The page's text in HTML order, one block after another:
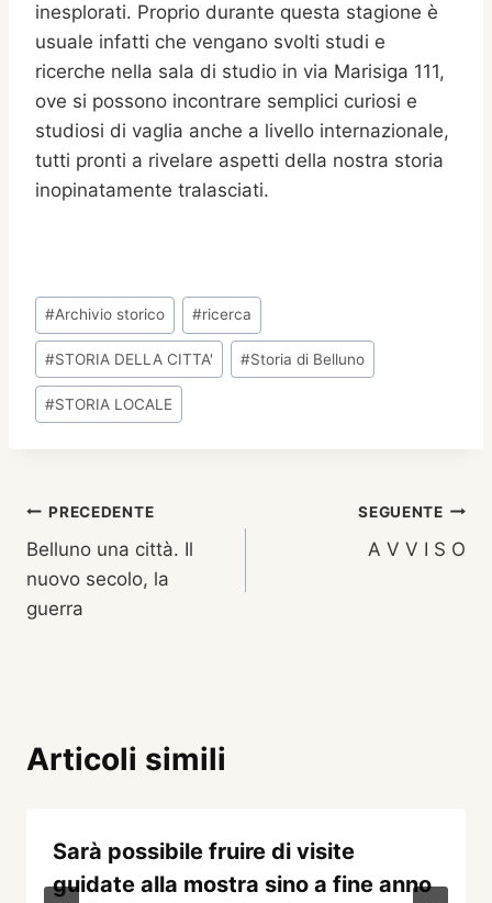
inesplorati. Proprio durante questa stagione è
usuale infatti che vengano svolti studi e
ricerche nella sala di studio in via Marisiga 111,
ove si possono incontrare semplici curiosi e
studiosi di vaglia anche a livello internazionale,
tutti pronti a rivelare aspetti della nostra storia
inopinatamente tralasciati.
Tag
articolo:
#Archivio storico #ricerca
#STORIA DELLA CITTA' #Storia di Belluno
#STORIA LOCALE
Navigazione
articoli
PRECEDENTE
Belluno una città. Il
nuovo secolo, la
guerra
SEGUENTE
A V V I S O
Articoli simili
Sarà possibile fruire di visite
guidate alla mostra sino a fine anno